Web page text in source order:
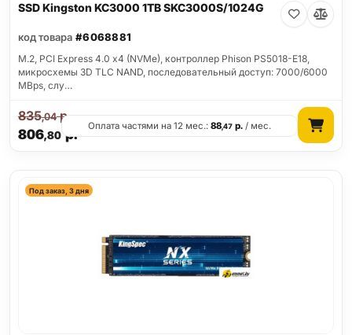
SSD Kingston KC3000 1TB SKC3000S/1024G
код товара #6068881
M.2, PCI Express 4.0 x4 (NVMe), контроллер Phison PS5018-E18,
микросхемы 3D TLC NAND, последовательный доступ: 7000/6000
MBps, слу…
806,80р.
835,04р.
Оплата частями на 12 мес.:88,47 р. / мес.
Под заказ, 3 дня